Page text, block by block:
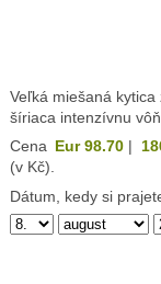
Veľká miešaná
šíriaca intenzívnu
Cena Eur 98.70 |
(v Kč).
Dátum, kedy si